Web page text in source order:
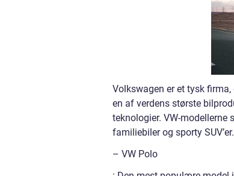
Volkswagen er et tysk
en af verdens største
teknologier. VW-
familiebiler og sporty SUV’er.
– VW Polo